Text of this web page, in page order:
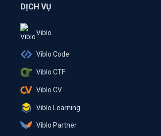
DỊCH VỤ
Viblo
Viblo Code
Viblo CTF
Viblo CV
Viblo Learning
Viblo Partner